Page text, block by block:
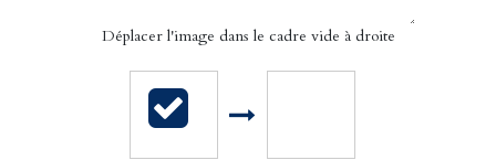
Déplacer l'image dans le cadre vide à droite